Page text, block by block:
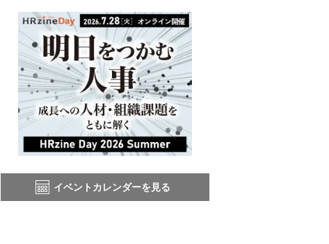
イベントカレンダーを見る